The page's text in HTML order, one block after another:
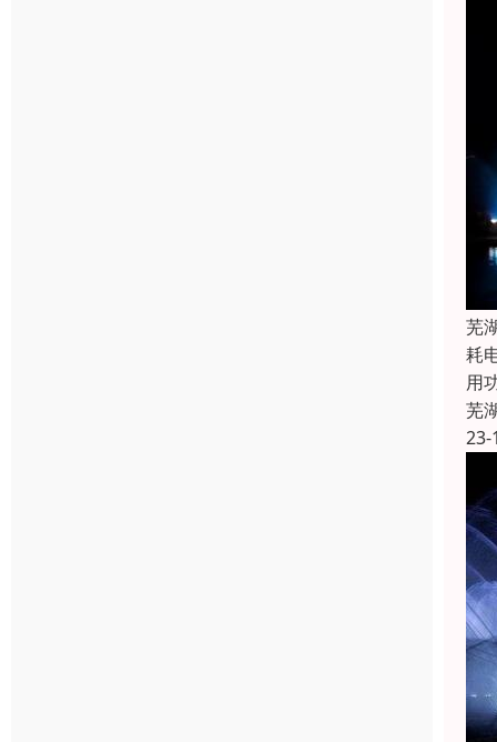
芜
耗
用
芜
23-